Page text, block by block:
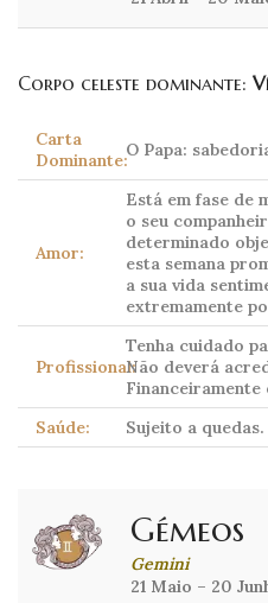
Corpo celeste dominante:
Carta
Dominante:O Papa:
Amor:
Está em fase de
o seu
determinado
esta semana
a sua vida
extremamente
Profissional:
Tenha cuidado
Não deverá
Financeiramente
Saúde:
Sujeito a quedas.
Gémeos
Gemini
21 Maio – 20